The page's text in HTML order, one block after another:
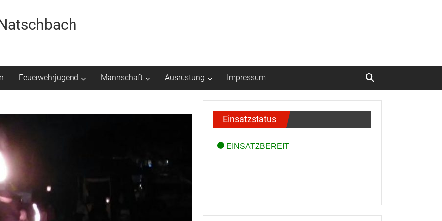
Feuerwehrjugend Mannschaft Ausrüstung Impressum
Einsatzstatus